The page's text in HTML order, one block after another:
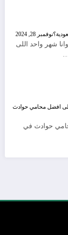
نوفمبر 28, 2024
شهر واحد اللى
افضل محامي حوادث
حوادث في